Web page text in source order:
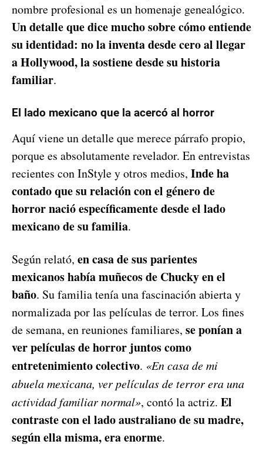
nombre profesional es un homenaje genealógico.
Un detalle que dice mucho sobre cómo entiende
su identidad: no la inventa desde cero al llegar
a Hollywood, la sostiene desde su historia
familiar.
El lado mexicano que la acercó al horror
Aquí viene un detalle que merece párrafo propio,
porque es absolutamente revelador. En entrevistas
recientes con InStyle y otros medios, Inde ha
contado que su relación con el género de
horror nació específicamente desde el lado
mexicano de su familia.
Según relató, en casa de sus parientes
mexicanos había muñecos de Chucky en el
baño. Su familia tenía una fascinación abierta y
normalizada por las películas de terror. Los fines
de semana, en reuniones familiares, se ponían a
ver películas de horror juntos como
entretenimiento colectivo. «En casa de mi
abuela mexicana, ver películas de terror era una
actividad familiar normal», contó la actriz. El
contraste con el lado australiano de su madre,
según ella misma, era enorme.